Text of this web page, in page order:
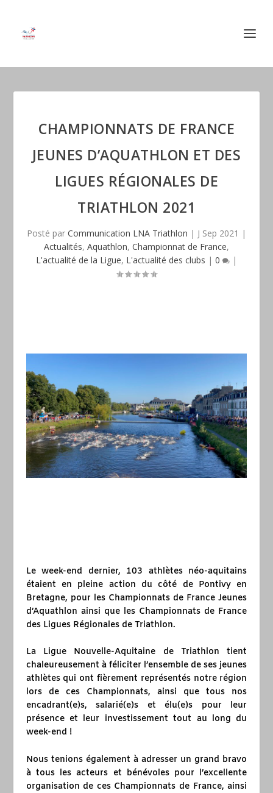
CHAMPIONNATS DE FRANCE
JEUNES D’AQUATHLON ET DES
LIGUES RÉGIONALES DE
TRIATHLON 2021
Posté par Communication LNA Triathlon | J Sep 2021 |
Actualités, Aquathlon, Championnat de France,
L'actualité de la Ligue, L'actualité des clubs | 0 |
Le week-end dernier, 103 athlètes néo-aquitains
étaient en pleine action du côté de Pontivy en
Bretagne, pour les Championnats de France Jeunes
d’Aquathlon ainsi que les Championnats de France
des Ligues Régionales de Triathlon.
La Ligue Nouvelle-Aquitaine de Triathlon tient
chaleureusement à féliciter l’ensemble de ses jeunes
athlètes qui ont fièrement représentés notre région
lors de ces Championnats, ainsi que tous nos
encadrant(e)s, salarié(e)s et élu(e)s pour leur
présence et leur investissement tout au long du
week-end !
Nous tenions également à adresser un grand bravo
à tous les acteurs et bénévoles pour l’excellente
organisation de ces Championnats de France, ainsi